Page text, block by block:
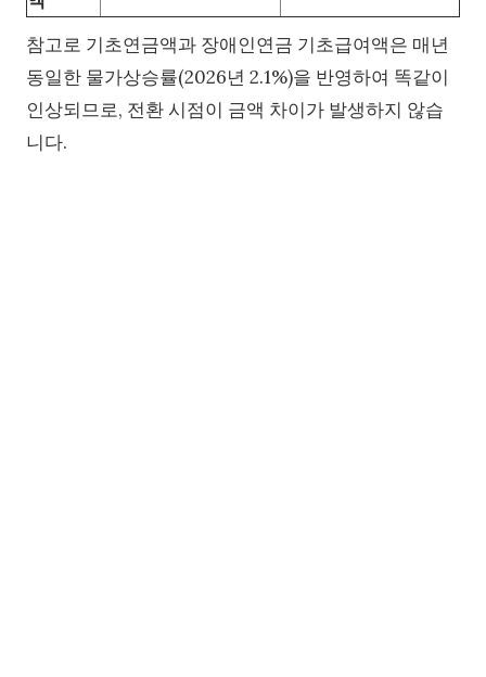
참고로 기초연금액과 장애인연금 기초급여액은 매년
동일한 물가상승률(2026년 2.1%)을 반영하여 똑같이
인상되므로, 전환 시점이 금액 차이가 발생하지 않습
니다.